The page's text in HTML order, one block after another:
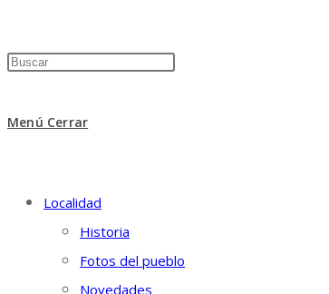
Menú Cerrar
Localidad
Historia
Fotos del pueblo
Novedades